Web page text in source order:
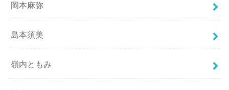
岡本麻弥
島本須美
嶺内ともみ